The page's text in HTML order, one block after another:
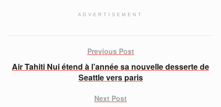
ADVERTISEMENT
Previous Post
Air Tahiti Nui étend à l’année sa nouvelle desserte de
Seattle vers paris
Next Post